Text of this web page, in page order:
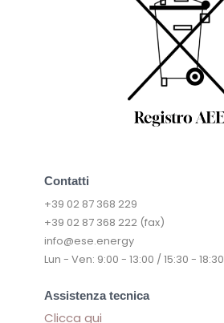
Contatti
+39 02 87 368 229
+39 02 87 368 222 (fax)
info@ese.energy
Lun - Ven: 9:00 - 13:00 / 15:30 - 18:30
Assistenza tecnica
Clicca qui